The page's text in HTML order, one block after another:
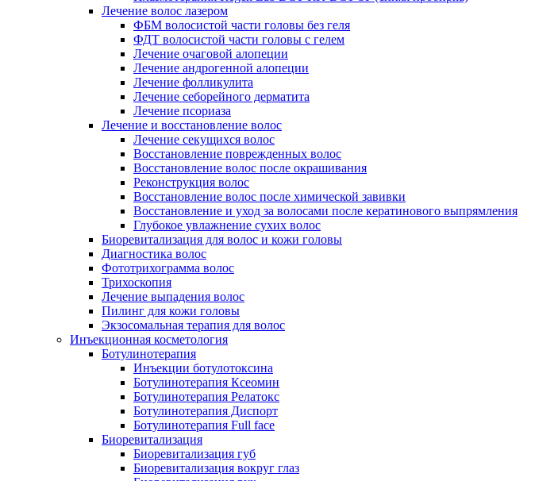
Лечение волос лазером
ФБМ волосистой части головы без геля
ФДТ волосистой части головы с гелем
Лечение очаговой алопеции
Лечение андрогенной алопеции
Лечение фолликулита
Лечение себорейного дерматита
Лечение псориаза
Лечение и восстановление волос
Лечение секущихся волос
Восстановление поврежденных волос
Восстановление волос после окрашивания
Реконструкция волос
Восстановление волос после химической завивки
Восстановление и уход за волосами после кератинового выпрямления
Глубокое увлажнение сухих волос
Биоревитализация для волос и кожи головы
Диагностика волос
Фототрихограмма волос
Трихоскопия
Лечение выпадения волос
Пилинг для кожи головы
Экзосомальная терапия для волос
Инъекционная косметология
Ботулинотерапия
Инъекции ботулотоксина
Ботулинотерапия Ксеомин
Ботулинотерапия Релатокс
Ботулинотерапия Диспорт
Ботулинотерапия Full face
Биоревитализация
Биоревитализация губ
Биоревитализация вокруг глаз